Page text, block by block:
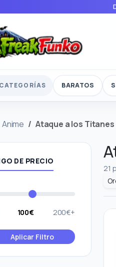
CATEGORÍAS BARATOS
Anime Ataque a los Titanes
DE PRECIO
100€ 200€+
Aplicar Filtro
21